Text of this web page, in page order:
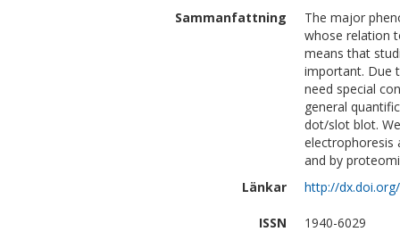
Sammanfattning
The major
whose relation
means that
important. Due
need special
general
dot/slot blot.
electrophoresis
and by
Länkar
http://
ISSN
1940-6029